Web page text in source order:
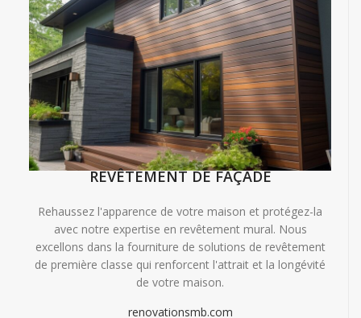
REVÊTEMENT DE FAÇADE
Rehaussez l'apparence de votre maison et protégez-la
avec notre expertise en revêtement mural. Nous
excellons dans la fourniture de solutions de revêtement
de première classe qui renforcent l'attrait et la longévité
de votre maison.
renovationsmb.com